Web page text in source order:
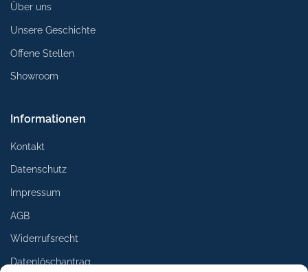
Über uns
Unsere Geschichte
Offene Stellen
Showroom
Informationen
Kontakt
Datenschutz
Impressum
AGB
Widerrufsrecht
Datenlöschantrag